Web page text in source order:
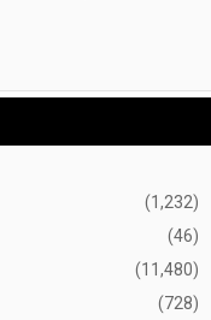
(1,232)
(46)
(11,480)
(728)